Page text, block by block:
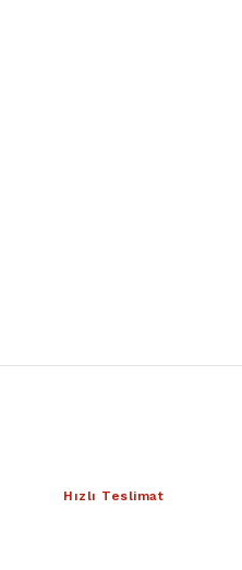
Hızlı Teslimat